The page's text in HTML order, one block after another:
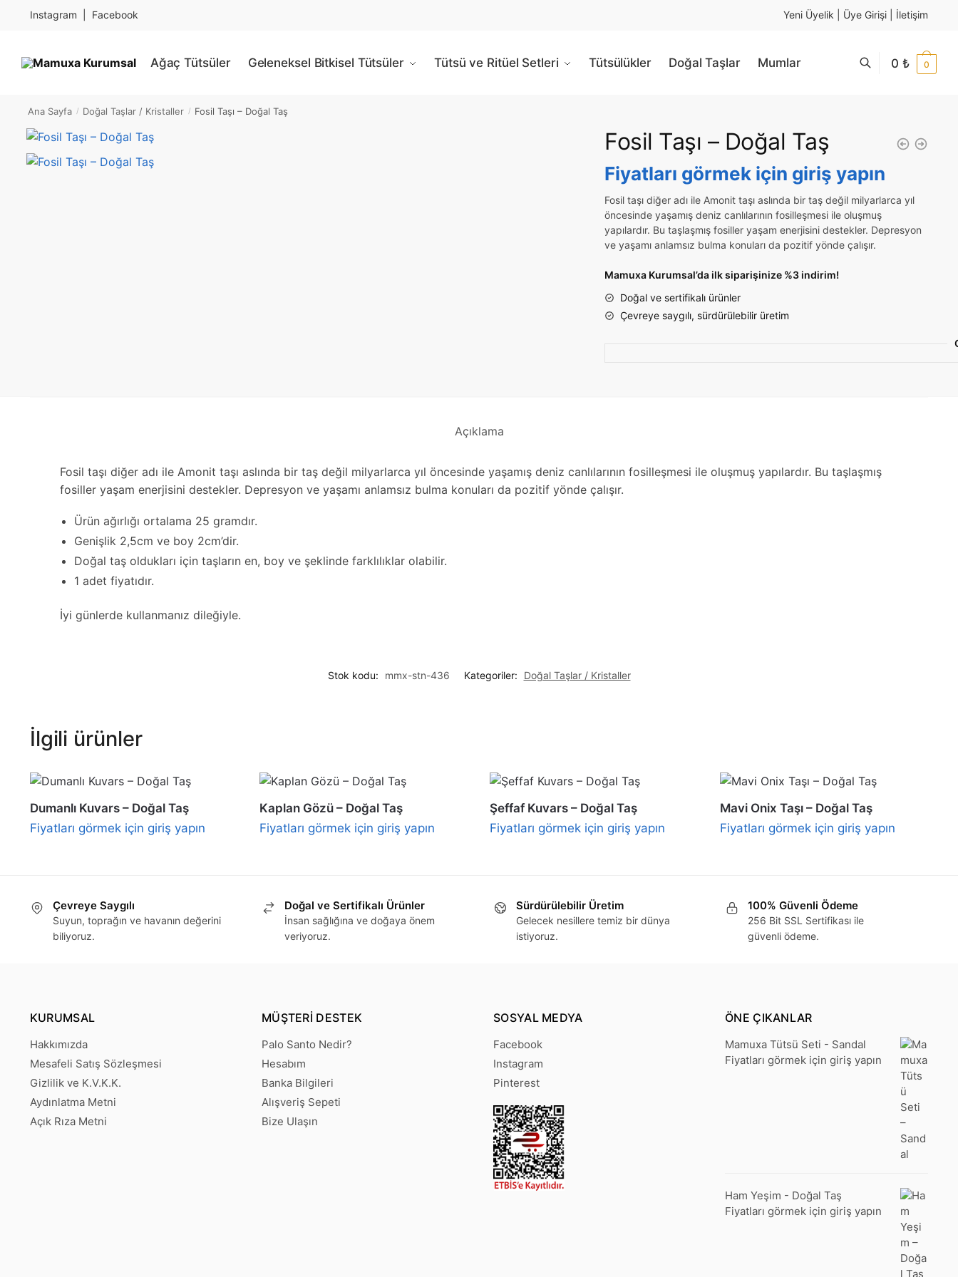
Instagram Facebook Yeni Üyelik Üye Girişi İletişim
Ağaç Tütsüler Geleneksel Bitkisel Tütsüler Tütsü ve Ritüel Setleri Tütsülükler Doğal Taşlar Mumlar 0₺ 0
Ana Sayfa / Doğal Taşlar / Kristaller / Fosil Taşı – Doğal Taş
Fosil Taşı – Doğal Taş
Fiyatları görmek için giriş yapın
Fosil taşı diğer adı ile Amonit taşı aslında bir taş değil milyarlarca yıl
öncesinde yaşamış deniz canlılarının fosilleşmesi ile oluşmuş
yapılardır. Bu taşlaşmış fosiller yaşam enerjisini destekler. Depresyon
ve yaşamı anlamsız bulma konuları da pozitif yönde çalışır.
Mamuxa Kurumsal’da ilk siparişinize %3 indirim!
Doğal ve sertifikalı ürünler
Çevreye saygılı, sürdürülebilir üretim
Açıklama
Fosil taşı diğer adı ile Amonit taşı aslında bir taş değil milyarlarca yıl öncesinde yaşamış deniz canlılarının fosilleşmesi ile oluşmuş yapılardır. Bu taşlaşmış
fosiller yaşam enerjisini destekler. Depresyon ve yaşamı anlamsız bulma konuları da pozitif yönde çalışır.
Ürün ağırlığı ortalama 25 gramdır.
Genişlik 2,5cm ve boy 2cm’dir.
Doğal taş oldukları için taşların en, boy ve şeklinde farklılıklar olabilir.
1 adet fiyatıdır.
İyi günlerde kullanmanız dileğiyle.
Stok kodu: mmx-stn-436 Kategoriler: Doğal Taşlar / Kristaller
İlgili ürünler
Dumanlı Kuvars – Doğal Taş
Fiyatları görmek için giriş yapın
Kaplan Gözü – Doğal Taş
Fiyatları görmek için giriş yapın
Şeffaf Kuvars – Doğal Taş
Fiyatları görmek için giriş yapın
Mavi Onix Taşı – Doğal Taş
Fiyatları görmek için giriş yapın
Çevreye Saygılı
Suyun, toprağın ve havanın değerini
biliyoruz.
Doğal ve Sertifikalı Ürünler
İnsan sağlığına ve doğaya önem
veriyoruz.
Sürdürülebilir Üretim
Gelecek nesillere temiz bir dünya
istiyoruz.
100% Güvenli Ödeme
256 Bit SSL Sertifikası ile
güvenli ödeme.
KURUMSAL
Hakkımızda
Mesafeli Satış Sözleşmesi
Gizlilik ve K.V.K.K.
Aydınlatma Metni
Açık Rıza Metni
MÜŞTERI DESTEK
Palo Santo Nedir?
Hesabım
Banka Bilgileri
Alışveriş Sepeti
Bize Ulaşın
SOSYAL MEDYA
Facebook
Instagram
Pinterest
ÖNE ÇIKANLAR
Mamuxa Tütsü Seti - Sandal
Fiyatları görmek için giriş yapın
Ham Yeşim - Doğal Taş
Fiyatları görmek için giriş yapın